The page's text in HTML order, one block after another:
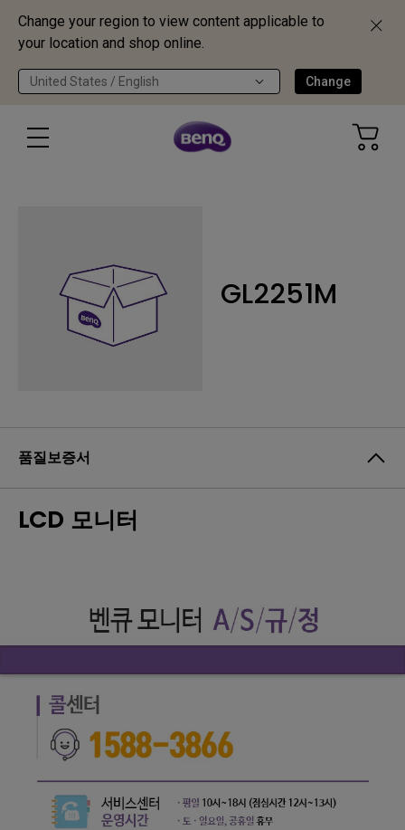
Change your region to view content applicable to
your location and shop online.
United States / English Change
GL2251M
품질보증서
LCD 모니터